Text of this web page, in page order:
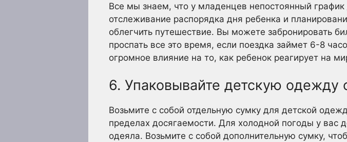
Все мы знаем, что у младенцев непостоянный
отслеживание распорядка дня ребенка и
облегчить путешествие. Вы можете забронировать
проспать все это время, если поездка займет 6-8
огромное влияние на то, как ребенок реагирует на
6. Упаковывайте детскую одежду
Возьмите с собой отдельную сумку для детской
пределах досягаемости. Для холодной погоды у вас
одеяла. Возьмите с собой дополнительную сумку,